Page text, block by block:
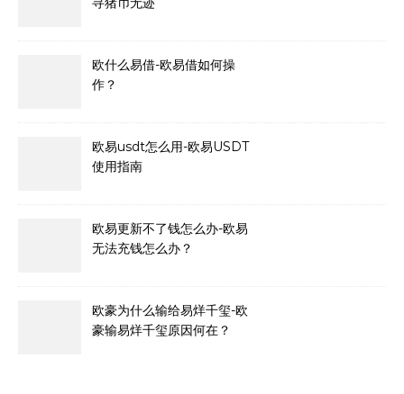
欧什么易借-欧易借如何操
作？
欧易usdt怎么用-欧易USDT
使用指南
欧易更新不了钱怎么办-欧易
无法充钱怎么办？
欧豪为什么输给易烊千玺-欧
豪输易烊千玺原因何在？